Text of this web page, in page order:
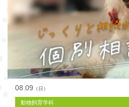
08.09 （日）
動物飼育学科